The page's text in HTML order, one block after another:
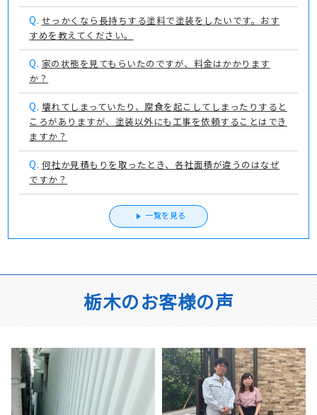
Q. せっかくなら長持ちする塗料で塗装をしたいです。おす
すめを教えてください。
Q. 家の状態を見てもらいたのですが、料金はかかります
か？
Q. 壊れてしまっていたり、腐食を起こしてしまったりすると
ころがありますが、塗装以外にも工事を依頼することはでき
ますか？
Q. 何社か見積もりを取ったとき、各社面積が違うのはなぜ
ですか？
一覧を見る
栃木のお客様の声